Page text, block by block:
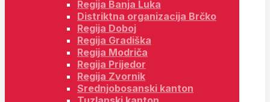
Regija Banja Luka
Distriktna organizacija Brčko
Regija Doboj
Regija Gradiška
Regija Modriča
Regija Prijedor
Regija Zvornik
Srednjobosanski kanton